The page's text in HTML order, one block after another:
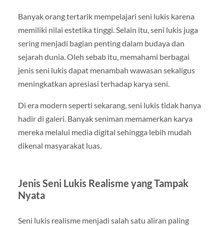
Banyak orang tertarik mempelajari seni lukis karena
memiliki nilai estetika tinggi. Selain itu, seni lukis juga
sering menjadi bagian penting dalam budaya dan
sejarah dunia. Oleh sebab itu, memahami berbagai
jenis seni lukis dapat menambah wawasan sekaligus
meningkatkan apresiasi terhadap karya seni.
Di era modern seperti sekarang, seni lukis tidak hanya
hadir di galeri. Banyak seniman memamerkan karya
mereka melalui media digital sehingga lebih mudah
dikenal masyarakat luas.
Jenis Seni Lukis Realisme yang Tampak
Nyata
Seni lukis realisme menjadi salah satu aliran paling